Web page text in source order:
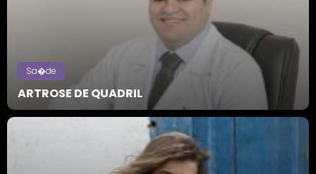
Sa�de
ARTROSE DE QUADRIL